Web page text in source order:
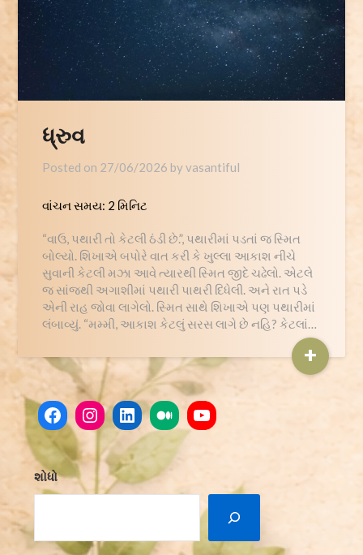
ધ્રુવ
Posted on 27/06/2026 byvasantiful
વાંચન સમય: 2 મિનિટ
“વાઉ, પથારી તો કેટલી ઠંડી છે.”, પથારીમાં પડતાં જ સ્મિત
બોલ્યો. શિખાએ બપોરે વાત કરી કે ખુલ્લા આકાશ નીચે
સુવાની કેટલી મઝા આવે ત્યારથી સ્મિત જીદે ચઢેલો. એટલે
જ સાંજ્થી અગાશીમાં પથારી પાથરી દિધેલી. અને રાત પડે
એની રાહ જોવા લાગેલો. સ્મિત સાથે શિખાએ પણ પથારીમાં
લંબાવ્યું. “મમ્મી, આકાશ કેટલું સરસ લાગે છે નહિ? કેટલાં…
+
Facebook
Instagram
LinkedIn
MediumYouTube
શોધો